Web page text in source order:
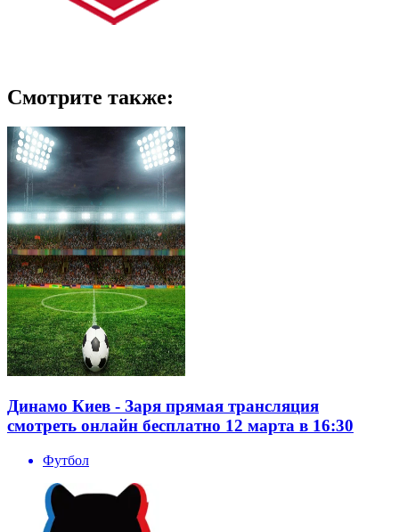
Смотрите также:
Динамо Киев - Заря прямая трансляция
смотреть онлайн бесплатно 12 марта в 16:30
Футбол